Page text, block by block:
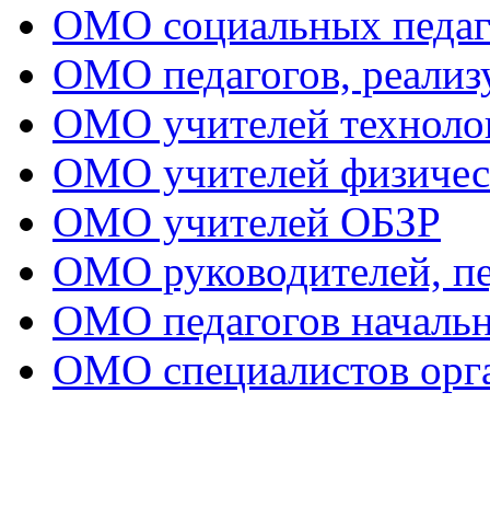
ОМО социальных
ОМО педагогов,
ОМО учителей
ОМО учителей
ОМО учителей ОБЗР
ОМО руководителей,
ОМО педагогов
ОМО специалистов